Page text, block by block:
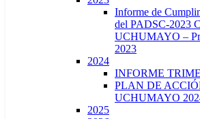
Informe de
del PADSC-2023
UCHUMAYO –
2023
2024
INFORME
PLAN DE
UCHUMAYO
2025